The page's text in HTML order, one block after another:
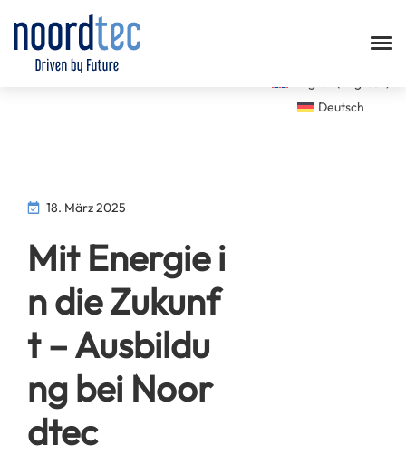
18. März 2025
Mit Energie i
n die Zukunf
t – Ausbildu
ng bei Noor
dtec
Deutsch